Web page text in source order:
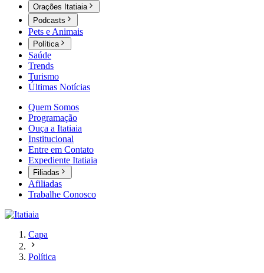
Orações Itatiaia
Podcasts
Pets e Animais
Política
Saúde
Trends
Turismo
Últimas Notícias
Quem Somos
Programação
Ouça a Itatiaia
Institucional
Entre em Contato
Expediente Itatiaia
Filiadas
Afiliadas
Trabalhe Conosco
Capa
Política